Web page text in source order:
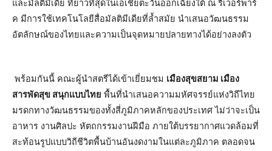
และมัลติมีเดีย ที่ยาวที่สุดในเอเชียตะวันออกเฉียงใต้ ณ ริเวอร์พาร์
ค มีการใช้เทคโนโลยีสื่อมัลติมีเดียที่ล้ำสมัย นำเสนอวัฒนธรรม
อัตลักษณ์ของไทยและความเป็นจุดหมายปลายทางได้อย่างลงตัว
พร้อมกันนี้ คณะผู้นำสตรีได้เข้าเยี่ยมชม เมืองสุขสยาม เมือง
สารพัดสุข สนุกแบบไทย พื้นที่นำเสนอความมหัศจรรย์แห่งวิถีไทย
มรดกทางวัฒนธรรมของทั้งสี่ภูมิภาคหลักของประเทศ ไม่ว่าจะเป็น
อาหาร งานศิลปะ หัตถกรรมงานฝีมือ ภายใต้บรรยากาศแวดล้อมที่
สะท้อนรูปแบบวิถีชีวิตพื้นบ้านอันงดงามในแต่ละภูมิภาค ตลอดจน